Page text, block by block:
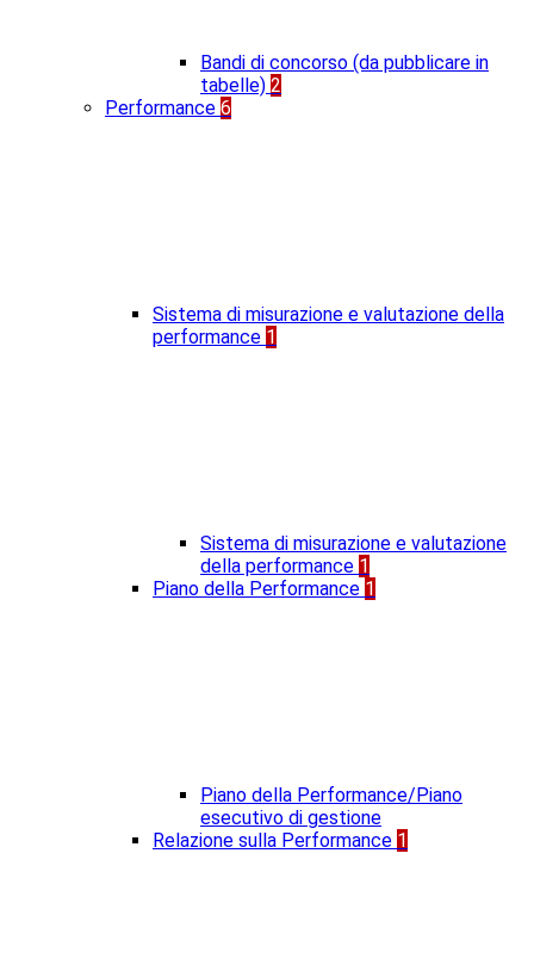
Bandi di concorso (da pubblicare in
tabelle) 2
Performance 6
Sistema di misurazione e valutazione della
performance 1
Sistema di misurazione e valutazione
della performance 1
Piano della Performance 1
Piano della Performance/Piano
esecutivo di gestione
Relazione sulla Performance 1